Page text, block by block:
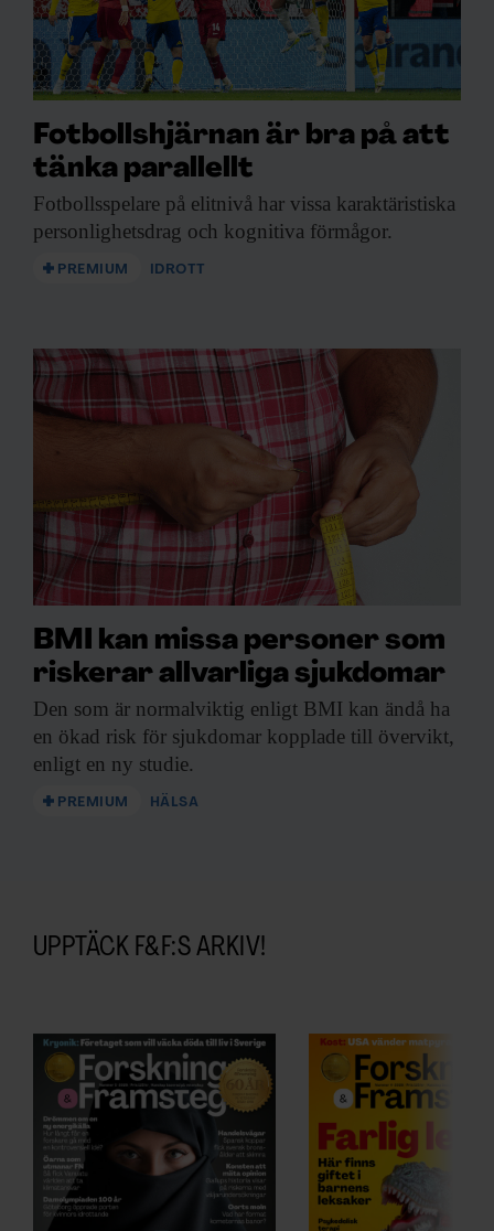
Fotbollshjärnan är bra på att
tänka parallellt
Fotbollsspelare på elitnivå har vissa karaktäristiska
personlighetsdrag och kognitiva förmågor.
PREMIUM IDROTT
BMI kan missa personer som
riskerar allvarliga sjukdomar
Den som är normalviktig enligt BMI kan ändå ha
en ökad risk för sjukdomar kopplade till övervikt,
enligt en ny studie.
PREMIUM HÄLSA
UPPTÄCK F&F:S ARKIV!